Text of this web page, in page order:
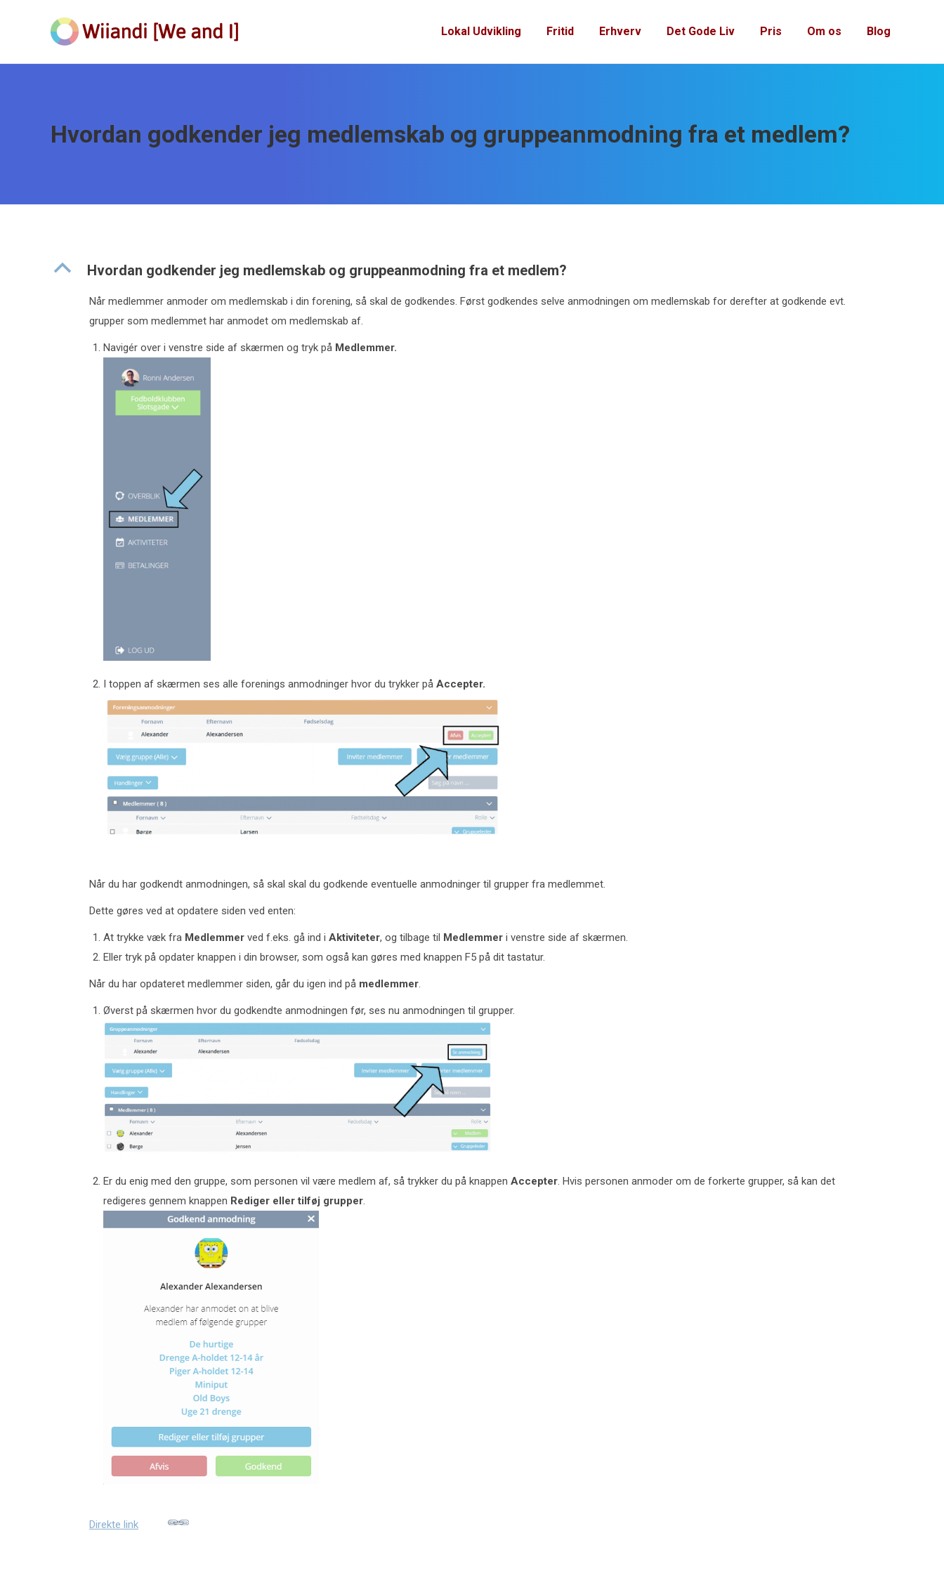
Lokal Udvikling Fritid Erhverv Det Gode Liv Pris Om os Blog
Hvordan godkender jeg medlemskab og gruppeanmodning fra et medlem?
B Hvordan godkender jeg medlemskab og gruppeanmodning fra et medlem?
Når medlemmer anmoder om medlemskab i din forening, så skal de godkendes. Først godkendes selve anmodningen om medlemskab for derefter at godkende evt.
grupper som medlemmet har anmodet om medlemskab af.
Navigér over i venstre side af skærmen og tryk på Medlemmer.
I toppen af skærmen ses alle forenings anmodninger hvor du trykker på Accepter.
Når du har godkendt anmodningen, så skal skal du godkende eventuelle anmodninger til grupper fra medlemmet.
Dette gøres ved at opdatere siden ved enten:
At trykke væk fra Medlemmer ved f.eks. gå ind i Aktiviteter, og tilbage til Medlemmer i venstre side af skærmen.
Eller tryk på opdater knappen i din browser, som også kan gøres med knappen F5 på dit tastatur.
Når du har opdateret medlemmer siden, går du igen ind på medlemmer
Øverst på skærmen hvor du godkendte anmodningen før, ses nu anmodningen til grupper.
Er du enig med den gruppe, som personen vil være medlem af, så trykker du på knappen Accepter. Hvis personen anmoder om de forkerte grupper, så kan det
redigeres gennem knappen Rediger eller tilføj grupper.
Direkte link